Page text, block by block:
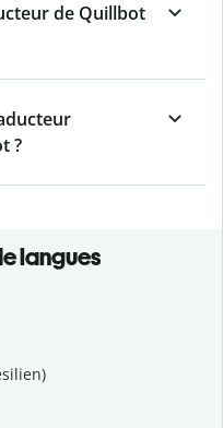
de Quillbot
?
langues